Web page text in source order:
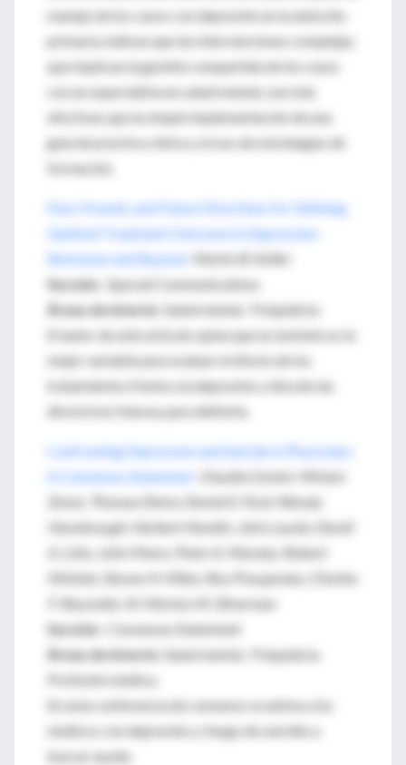
manejo de los casos con depresión en la atención
primaria, indican que las intervenciones complejas
que implican la gestión compartida de los casos
con un especialista en salud mental, son más
efectivas que la simple implementación de una
guía de práctica clínica y el uso de estrategias de
formación.
Past, Present, and Future Directions for Defining
Optimal Treatment Outcome in Depression:
Remission and Beyond
Martin B. Keller
Sección
: Special Communications
Áreas de interés : Salud mental. Psiquiatría.
El autor de este artículo opina que la remisión es la
mejor variable para evaluar el efecto de los
tratamientos frente a la depresión y discute las
directrices futuras para definirla.
Confronting Depression and Suicide in Physicians:
A Consensus Statement
Claudia Center; Miriam
Davis; Thomas Detre; Daniel E. Ford; Wendy
Hansbrough; Herbert Hendin; John Laszlo; David
A. Litts; John Mann; Peter A. Mansky; Robert
Michels; Steven H. Miles; Roy Proujansky; Charles
F. Reynolds, III; Morton M. Silverman
Sección
: Consensus Statement
Áreas de interés:
Salud mental. Psiquiatría.
Profesión médica.
En esta conferencia de consenso se anima a los
médicos con depresión y riesgo de suicidio a
buscar ayuda.